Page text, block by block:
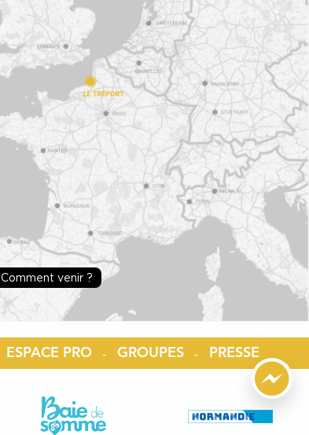
Comment venir ?
ESPACE PRO GROUPES PRESSE